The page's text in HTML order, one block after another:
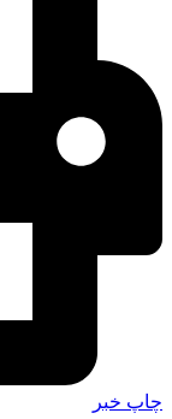
چاپ خبر